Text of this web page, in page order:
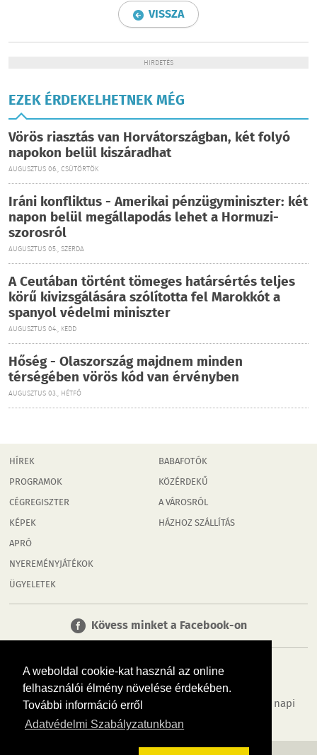
A weboldal cookie-kat használ az online
felhasználói élmény növelése érdekében.
További információ erről
Adatvédelmi Szabályzatunkban
VISSZA
HIRDETÉS
EZEK ÉRDEKELHETNEK MÉG
Vörös riasztás van Horvátországban, két folyó
napokon belül kiszáradhat
AUGUSZTUS 06., CSÜTÖRTÖK
Iráni konfliktus - Amerikai pénzügyminiszter: két
napon belül megállapodás lehet a Hormuzi-
szorosról
AUGUSZTUS 05., SZERDA
A Ceutában történt tömeges határsértés teljes
körű kivizsgálására szólította fel Marokkót a
spanyol védelmi miniszter
AUGUSZTUS 04., KEDD
Hőség - Olaszország majdnem minden
térségében vörös kód van érvényben
AUGUSZTUS 03., HÉTFŐ
HÍREK
PROGRAMOK
CÉGREGISZTER
KÉPEK
APRÓ
NYEREMÉNYJÁTÉKOK
ÜGYELETEK
BABAFOTÓK
KÖZÉRDEKŰ
A VÁROSRÓL
HÁZHOZ SZÁLLÍTÁS
Kövess minket a Facebook-on
Tudj meg többet városodról! Hírek, programok, képek, napi
menü, cégek…. és minden, ami Tatabánya